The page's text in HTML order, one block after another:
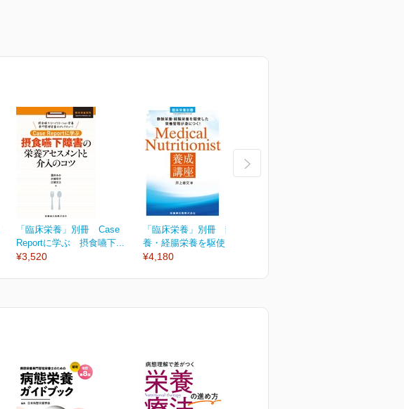
「臨床栄養」別冊 Case
Reportに学ぶ 摂食嚥下...
¥3,520
「臨床栄養」別冊 静脈栄
養・経腸栄養を駆使した...
¥4,180